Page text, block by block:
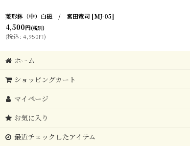
菱形鉢（中）白磁 / 宮田竜司 [MJ-05]
4,500円(税別)
(税込: 4,950円)
ホーム
ショッピングカート
マイページ
お気に入り
最近チェックしたアイテム